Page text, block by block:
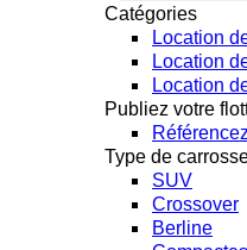
Catégories
Location
Location
Location
Publiez votre
Type de
SUV
Crossover
Berline